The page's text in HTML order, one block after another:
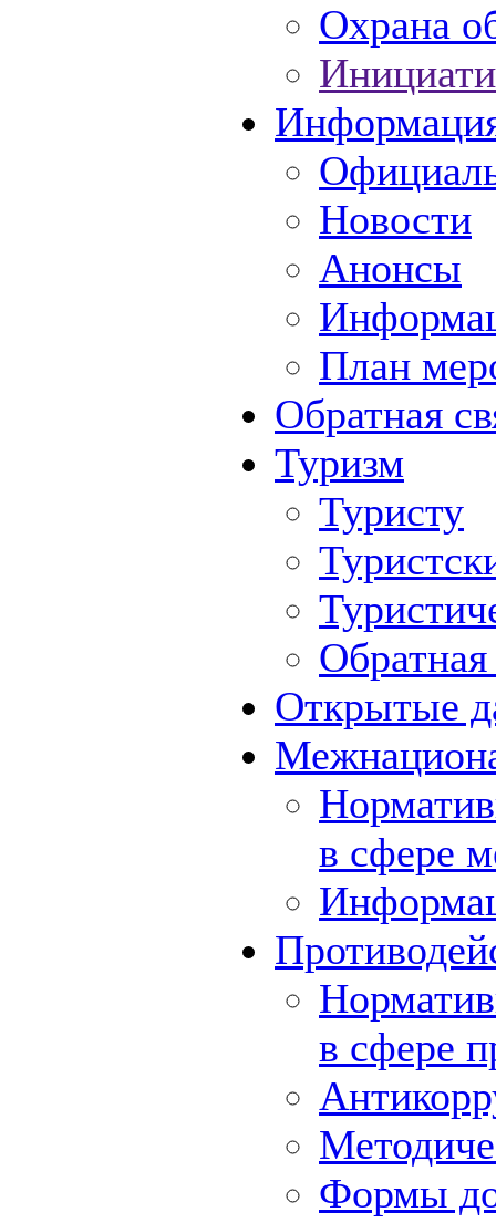
Охрана
Новости
Анонсы
План
Обратная
Туризм
Туристу
Обратная
Открытые
в сфере
в сфере
Формы